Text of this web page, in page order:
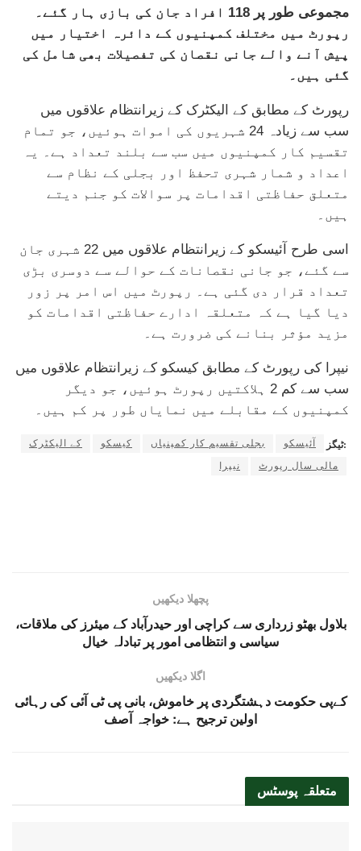
مجموعی طور پر 118 افراد جان کی بازی ہار گئے۔
رپورٹ میں مختلف کمپنیوں کے دائرہ اختیار میں
پیش آنے والے جانی نقصان کی تفصیلات بھی شامل کی
گئی ہیں۔
رپورٹ کے مطابق کے الیکٹرک کے زیرانتظام علاقوں میں
سب سے زیادہ 24 شہریوں کی اموات ہوئیں، جو تمام
تقسیم کار کمپنیوں میں سب سے بلند تعداد ہے۔ یہ
اعداد و شمار شہری تحفظ اور بجلی کے نظام سے
متعلق حفاظتی اقدامات پر سوالات کو جنم دیتے
ہیں۔
اسی طرح آئیسکو کے زیرانتظام علاقوں میں 22 شہری جان
سے گئے، جو جانی نقصانات کے حوالے سے دوسری بڑی
تعداد قرار دی گئی ہے۔ رپورٹ میں اس امر پر زور
دیا گیا ہے کہ متعلقہ ادارے حفاظتی اقدامات کو
مزید مؤثر بنانے کی ضرورت ہے۔
نیپرا کی رپورٹ کے مطابق کیسکو کے زیرانتظام علاقوں میں
سب سے کم 2 ہلاکتیں رپورٹ ہوئیں، جو دیگر
کمپنیوں کے مقابلے میں نمایاں طور پر کم ہیں۔
ٹیگز: آئیسکو بجلی تقسیم کار کمپنیاں کیسکو
کے الیکٹرک
مالی سال رپورٹ
نیپرا
پچھلا دیکھیں
بلاول بھٹو زرداری سے کراچی اور حیدرآباد کے میئرز کی ملاقات،
سیاسی و انتظامی امور پر تبادلہ خیال
اگلا دیکھیں
کےپی حکومت دہشتگردی پر خاموش، بانی پی ٹی آئی کی رہائی
اولین ترجیح ہے: خواجہ آصف
متعلقہ پوسٹس